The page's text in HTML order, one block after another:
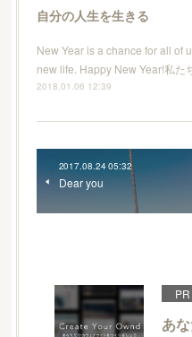
自分の人生を生きる
New Year is a chance for all of
new life. Happy New Year!私た
2018.01.06 12:39
2017.08.24 05:32
Dear you
PR
あ